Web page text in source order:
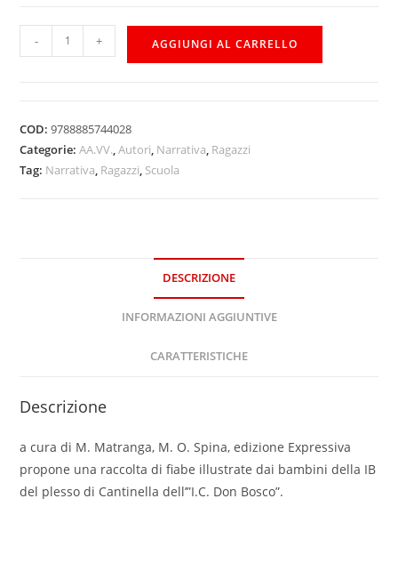
- + AGGIUNGI AL CARRELLO
COD:9788885744028
Categorie:AA.VV. ,Autori Narrativa Ragazzi
Tag: Narrativa Ragazzi Scuola
DESCRIZIONE
INFORMAZIONI AGGIUNTIVE
CARATTERISTICHE
Descrizione
a cura di M. Matranga, M. O. Spina, edizione Expressiva
propone una raccolta di fiabe illustrate dai bambini della IB
del plesso di Cantinella dell’”I.C. Don Bosco”.